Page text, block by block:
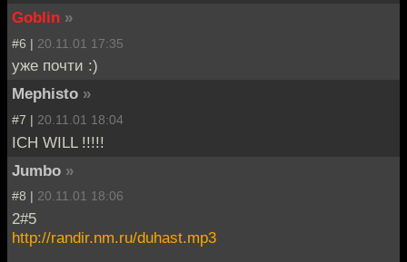
Goblin »
#6 | 20.11.01 17:35
уже почти :)
Mephisto »
#7 | 20.11.01 18:04
ICH WILL !!!!!
Jumbo »
#8 | 20.11.01 18:06
2#5
http://randir.nm.ru/duhast.mp3